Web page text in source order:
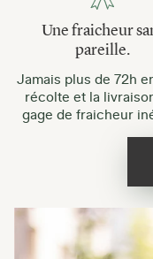
Une fraicheur
pareille.
Jamais plus de 72h
récolte et la
gage de fraicheur